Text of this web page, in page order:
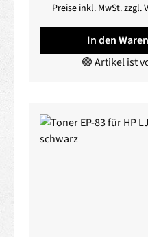
Preise inkl. MwSt. zzgl.
In den
🟢 Artikel ist